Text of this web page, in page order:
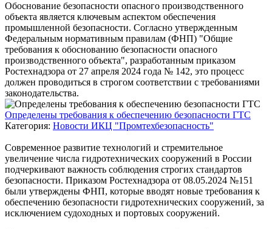
Обоснование безопасности опасного производственного
объекта является ключевым аспектом обеспечения
промышленной безопасности. Согласно утвержденным
Федеральным нормативным правилам (ФНП) "Общие
требования к обоснованию безопасности опасного
производственного объекта", разработанным приказом
Ростехнадзора от 27 апреля 2024 года № 142, это процесс
должен проводиться в строгом соответствии с требованиями
законодательства.
Определены требования к обеспечению безопасности ГТС
Категория: Новости ИКЦ "Промтехбезопасность"
Современное развитие технологий и стремительное
увеличение числа гидротехнических сооружений в России
подчеркивают важность соблюдения строгих стандартов
безопасности. Приказом Ростехнадзора от 08.05.2024 №151
были утверждены ФНП, которые вводят новые требования к
обеспечению безопасности гидротехнических сооружений, за
исключением судоходных и портовых сооружений.